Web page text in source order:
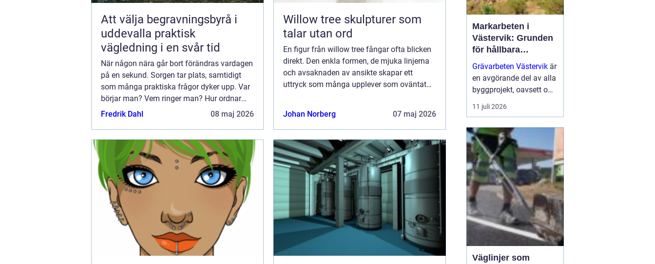
Att välja begravningsbyrå i
uddevalla praktisk
vägledning i en svår tid
När någon nära går bort förändras vardagen
på en sekund. Sorgen tar plats, samtidigt
som många praktiska frågor dyker upp. Var
börjar man? Vem ringer man? Hur ordnar
man en begravning som känns både
Fredrik Dahl 08 maj 2026
Willow tree skulpturer som
talar utan ord
En figur från willow tree fångar ofta blicken
direkt. Den enkla formen, de mjuka linjerna
och avsaknaden av ansikte skapar ett
uttryck som många upplever som oväntat
Johan Norberg 07 maj 2026
Markarbeten i
Västervik: Grunden
för hållbara
byggprojekt
Grävarbeten Västervik är
en avgörande del av alla
byggprojekt, oavsett om
det handlar om ett nytt
småhus, en skogs...
11 juli 2026
Väglinjer som